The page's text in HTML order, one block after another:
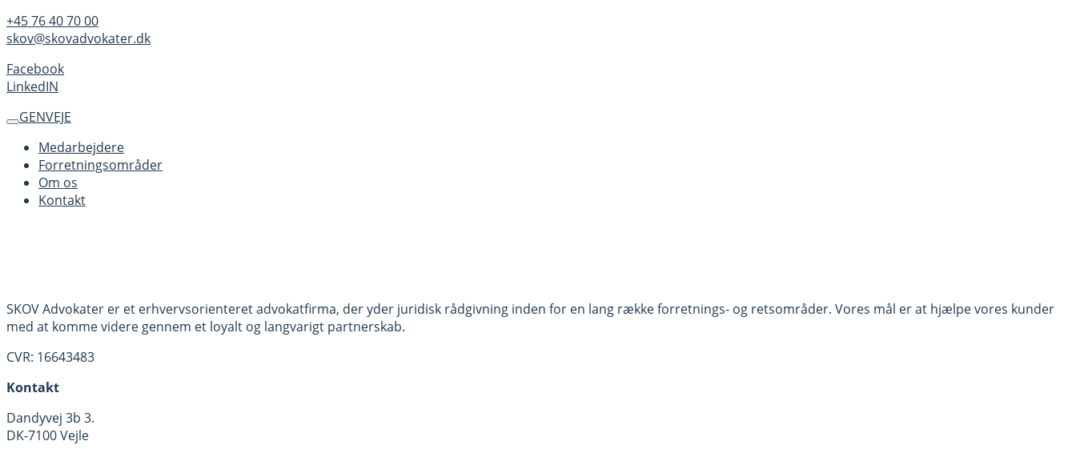
+45 76 40 70 00
skov@skovadvokater.dk
Facebook
LinkedIN
GENVEJE
Medarbejdere
Forretningsområder
Om os
Kontakt
SKOV Advokater er et erhvervsorienteret advokatfirma, der yder juridisk rådgivning inden for en lang række forretnings- og retsområder. Vores mål er at hjælpe vores kunder
med at komme videre gennem et loyalt og langvarigt partnerskab.
CVR: 16643483
Kontakt
Dandyvej 3b 3.
DK-7100 Vejle